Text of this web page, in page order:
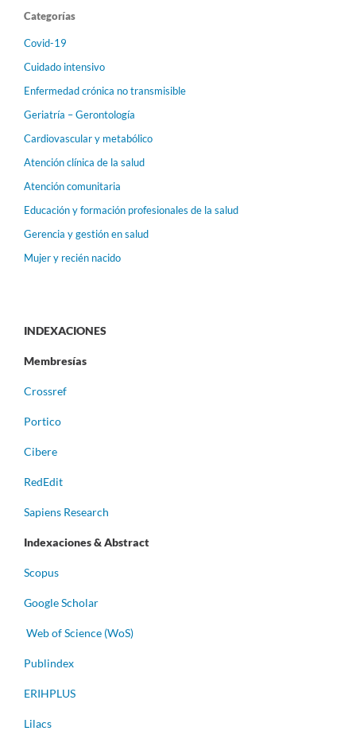
Categorías
Covid-19
Cuidado intensivo
Enfermedad crónica no transmisible
Geriatría – Gerontología
Cardiovascular y metabólico
Atención clínica de la salud
Atención comunitaria
Educación y formación profesionales de la salud
Gerencia y gestión en salud
Mujer y recién nacido
INDEXACIONES
Membresías
Crossref
Portico
Cibere
RedEdit
Sapiens Research
Indexaciones & Abstract
Scopus
Google Scholar
Web of Science (WoS)
Publindex
ERIHPLUS
Lilacs